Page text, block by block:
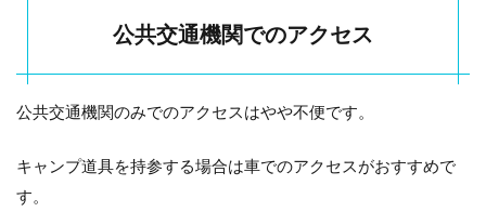
公共交通機関でのアクセス
公共交通機関のみでのアクセスはやや不便です。
キャンプ道具を持参する場合は車でのアクセスがおすすめで
す。